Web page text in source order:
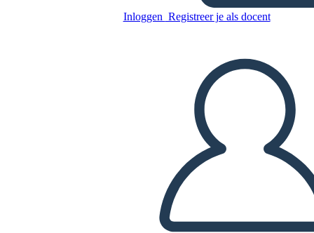
Inloggen Registreer je als docent
MAAK EEN STORYBOARD
DIAVOORSTELLING AFSPELEN
LEES MIJ VOOR